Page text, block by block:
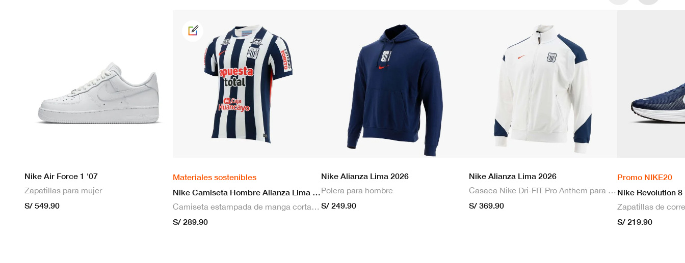
Nike Air Force 1 '07
Zapatillas para mujer
S/ 549.90
Materiales sostenibles
Nike Camiseta Hombre Alianza Lima 2026 Local
Camiseta estampada de manga corta masculina Nike Dri-FIT de Alianza Lima Stadium para hombre
S/ 289.90
Nike Alianza Lima 2026
Polera para hombre
S/ 249.90
Nike Alianza Lima 2026
Casaca Nike Dri-FIT Pro Anthem para hombre
S/ 369.90
Promo NIKE20
Nike Revolution 8
S/ 219.90